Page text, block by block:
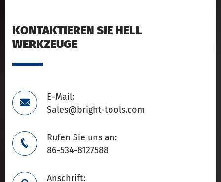
KONTAKTIEREN SIE HELL
WERKZEUGE

E-Mail:
Sales@bright-tools.com

Rufen Sie uns an:
86-534-8127588
Anschrift: